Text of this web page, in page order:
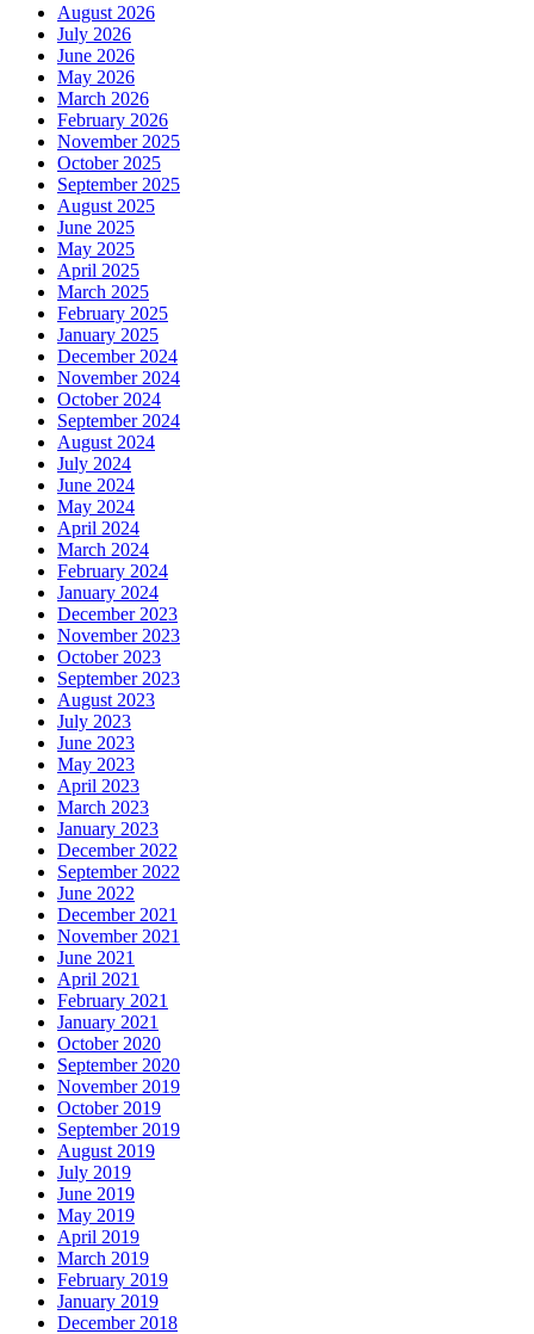
August 2026
July 2026
June 2026
May 2026
March 2026
February 2026
November 2025
October 2025
September 2025
August 2025
June 2025
May 2025
April 2025
March 2025
February 2025
January 2025
December 2024
November 2024
October 2024
September 2024
August 2024
July 2024
June 2024
May 2024
April 2024
March 2024
February 2024
January 2024
December 2023
November 2023
October 2023
September 2023
August 2023
July 2023
June 2023
May 2023
April 2023
March 2023
January 2023
December 2022
September 2022
June 2022
December 2021
November 2021
June 2021
April 2021
February 2021
January 2021
October 2020
September 2020
November 2019
October 2019
September 2019
August 2019
July 2019
June 2019
May 2019
April 2019
March 2019
February 2019
January 2019
December 2018